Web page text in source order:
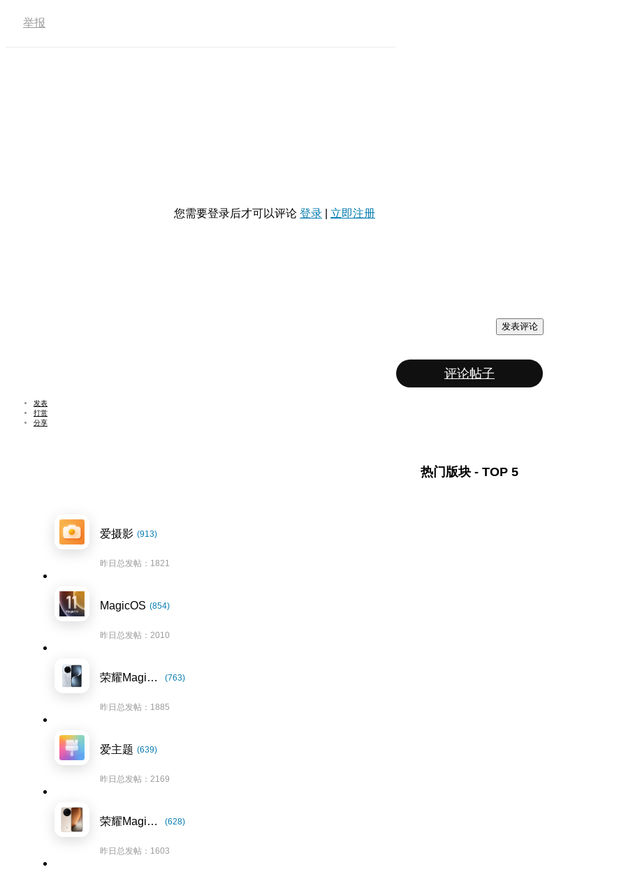
举报
您需要登录后才可以评论 登录 立即注册
发表评论
评论帖子
发表
打赏
分享
热门版块 - TOP 5
爱摄影 (913)
昨日总发帖：1821
MagicOS (854)
昨日总发帖：2010
荣耀Magic7系列 (763)
昨日总发帖：1885
爱主题 (639)
昨日总发帖：2169
荣耀Magic8系列 (628)
昨日总发帖：1603